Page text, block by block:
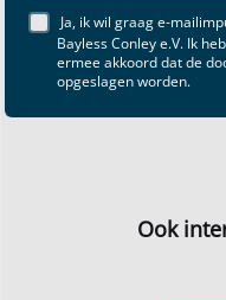
Ja, ik wil graag e-
Bayless Conley e.V. Ik
ermee akkoord dat de
opgeslagen worden.
Ook